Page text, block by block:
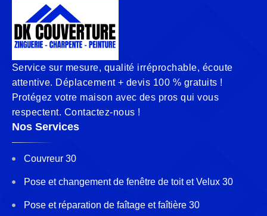
Service sur mesure, qualité irréprochable, écoute
attentive. Déplacement + devis 100 % gratuits !
Protégez votre maison avec des pros qui vous
respectent. Contactez-nous !
Nos Services
Couvreur 30
Pose et changement de fenêtre de toit et Velux 30
Pose et réparation de faîtage et faîtière 30